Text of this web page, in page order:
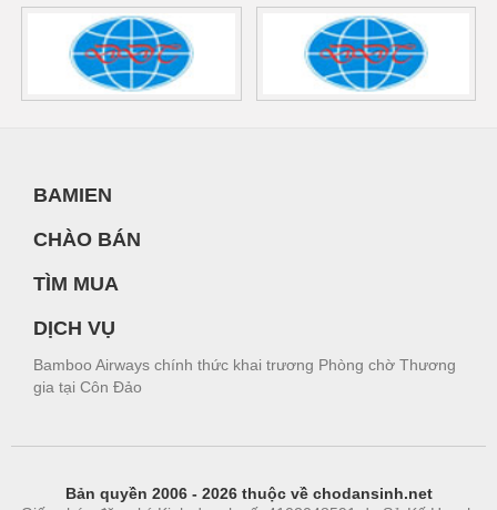
BAMIEN
CHÀO BÁN
TÌM MUA
DỊCH VỤ
Bamboo Airways chính thức khai trương Phòng chờ Thương
gia tại Côn Đảo
Bản quyền 2006 - 2026 thuộc về chodansinh.net